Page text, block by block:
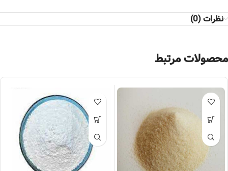
نظرات (0)
محصولات مرتبط